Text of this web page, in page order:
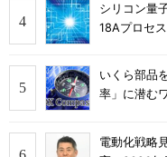
シリコン量
18Aプロセ
いくら部品
率」に潜む
電動化戦略